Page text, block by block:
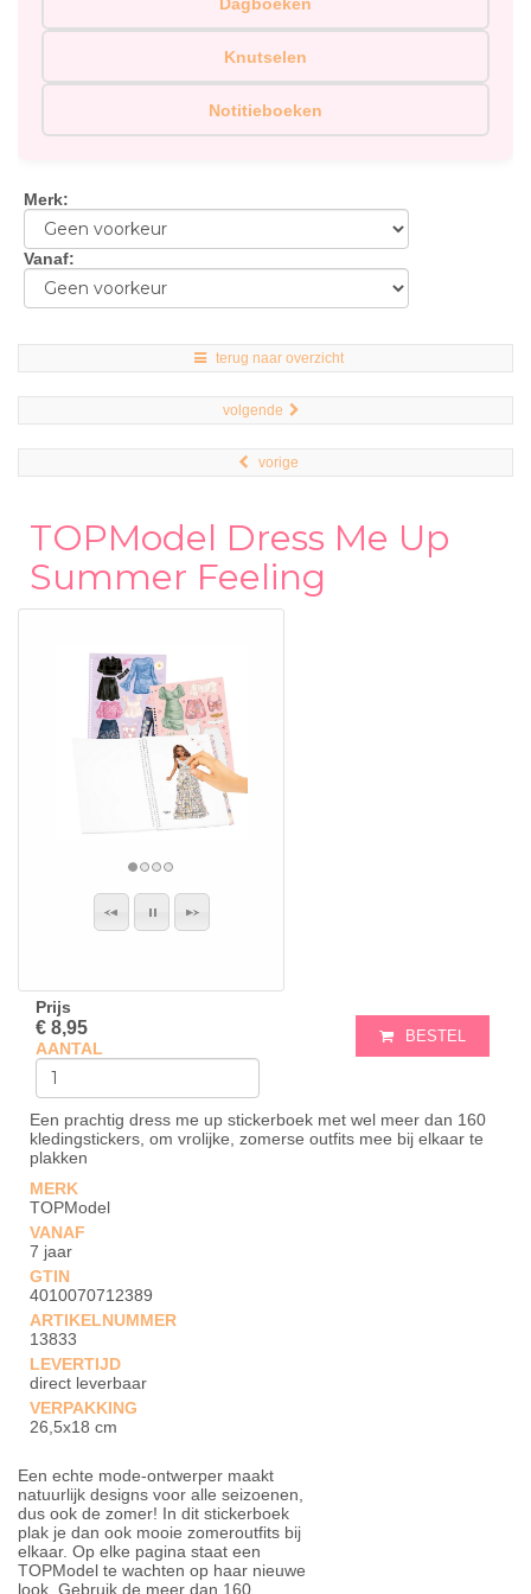
Knutselen
Notitieboeken
Merk:
Vanaf:
terug naar overzicht
volgende
vorige
TOPModel Dress Me Up
Summer Feeling
Prijs
€ 8,95
AANTAL
BESTEL
Een prachtig dress me up stickerboek met wel meer dan 160
kledingstickers, om vrolijke, zomerse outfits mee bij elkaar te
plakken
MERK
TOPModel
VANAF
7 jaar
GTIN
4010070712389
ARTIKELNUMMER
13833
LEVERTIJD
direct leverbaar
VERPAKKING
26,5x18 cm
Een echte mode-ontwerper maakt
natuurlijk designs voor alle seizoenen,
dus ook de zomer! In dit stickerboek
plak je dan ook mooie zomeroutfits bij
elkaar. Op elke pagina staat een
TOPModel te wachten op haar nieuwe
look. Gebruik de meer dan 160